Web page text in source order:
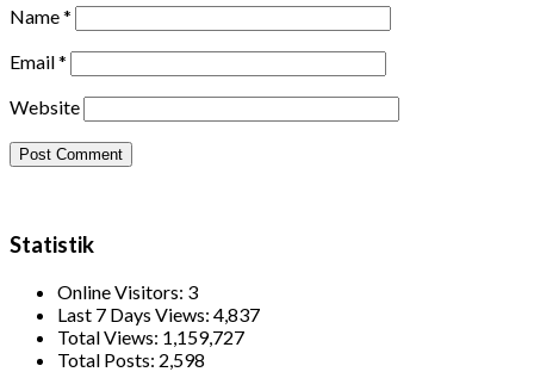
Name*
Email*
Website
Statistik
Online Visitors: 3
Last 7 Days Views: 4,837
Total Views: 1,159,727
Total Posts: 2,598